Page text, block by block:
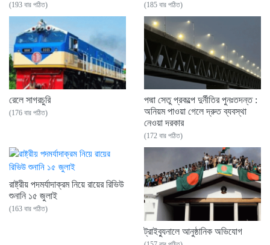
(193 বার পঠিত) (185 বার পঠিত)
রেলে সাগরচুরি
(176 বার পঠিত)
পদ্মা সেতু প্রকল্পে দুর্নীতির পুনঃতদন্ত :
অনিয়ম পাওয়া গেলে দ্রুত ব্যবস্থা
নেওয়া দরকার
(172 বার পঠিত)
রাষ্ট্রীয় পদমর্যাদাক্রম নিয়ে রায়ের রিভিউ
শুনানি ১৫ জুলাই
(163 বার পঠিত)
ট্রাইব্যুনালে আনুষ্ঠানিক অভিযোগ